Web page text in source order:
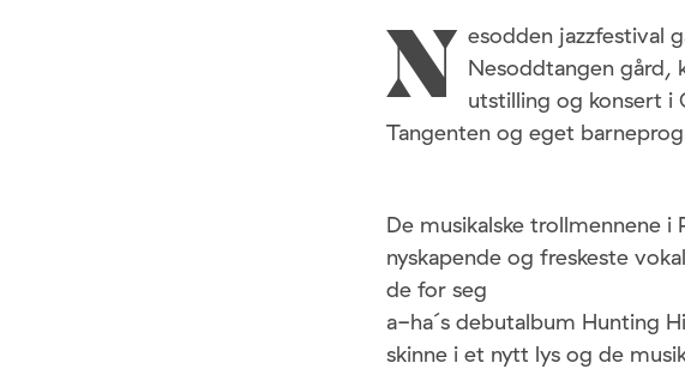
N esodden jazzfestival
Nesoddtangen gård,
utstilling og konsert i
Tangenten og eget
De musikalske trollmennene
nyskapende og freskeste
de for seg
a-ha´s debutalbum Hunting
skinne i et nytt lys og de